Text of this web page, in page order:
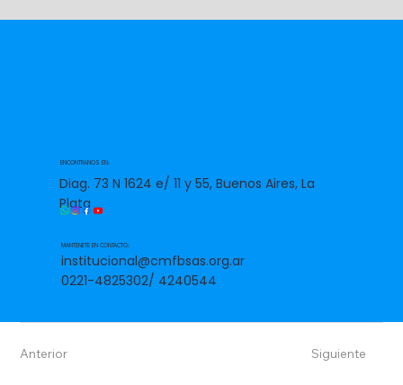
Anterior Siguiente
ENCONTRANOS EN:
Diag. 73 N 1624 e/ 11 y 55, Buenos Aires, La
Plata
MANTENETE EN CONTACTO:
institucional@cmfbsas.org.ar
0221-4825302/ 4240544